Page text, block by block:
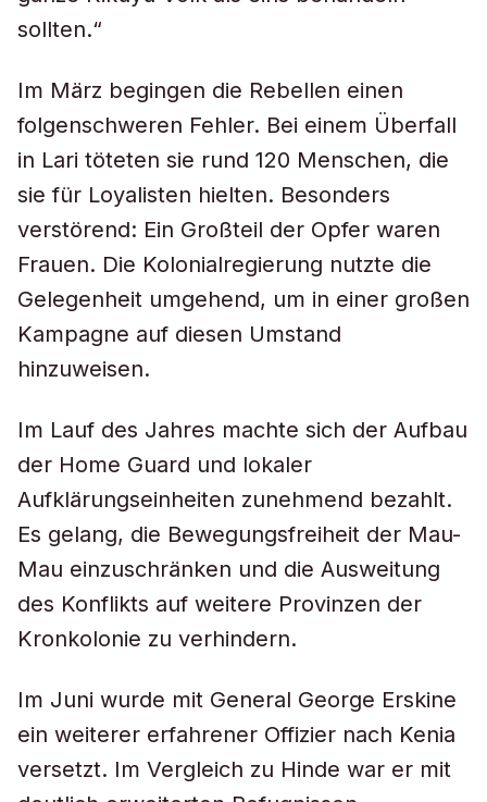
sollten.“
Im März begingen die Rebellen einen
folgenschweren Fehler. Bei einem Überfall
in Lari töteten sie rund 120 Menschen, die
sie für Loyalisten hielten. Besonders
verstörend: Ein Großteil der Opfer waren
Frauen. Die Kolonialregierung nutzte die
Gelegenheit umgehend, um in einer großen
Kampagne auf diesen Umstand
hinzuweisen.
Im Lauf des Jahres machte sich der Aufbau
der Home Guard und lokaler
Aufklärungseinheiten zunehmend bezahlt.
Es gelang, die Bewegungsfreiheit der Mau-
Mau einzuschränken und die Ausweitung
des Konflikts auf weitere Provinzen der
Kronkolonie zu verhindern.
Im Juni wurde mit General George Erskine
ein weiterer erfahrener Offizier nach Kenia
versetzt. Im Vergleich zu Hinde war er mit